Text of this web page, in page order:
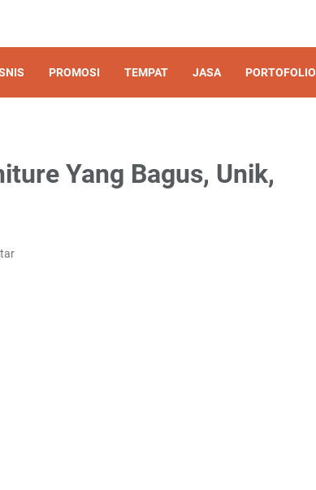
PROMOSI TEMPAT JASA PORTOFOLIO
Yang Bagus, Unik,